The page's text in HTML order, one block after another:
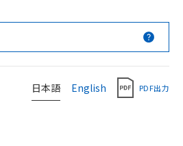
日本語 English PDF出力